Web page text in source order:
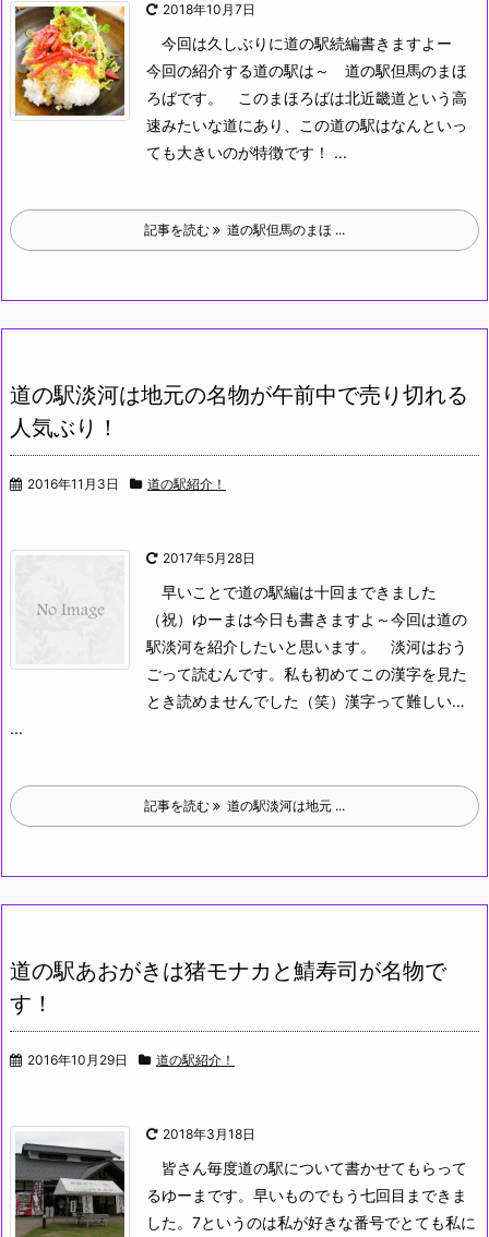
2018年10月7日
今回は久しぶりに道の駅続編書きますよー
今回の紹介する道の駅は～
道の駅但馬のまほ
ろばです。
このまほろばは北近畿道という高
速みたいな道にあり、この道の駅はなんといっ
ても大きいのが特徴です！ ...
記事を読む 道の駅但馬のまほ ...
道の駅淡河は地元の名物が午前中で売り切れる
人気ぶり！
2016年11月3日 道の駅紹介！
2017年5月28日
早いことで道の駅編は十回まできました
（祝）ゆーまは今日も書きますよ～今回は道の
駅淡河を紹介したいと思います。
淡河はおう
ごって読むんです。私も初めてこの漢字を見た
とき読めませんでした（笑）漢字って難しい…
...
記事を読む 道の駅淡河は地元 ...
道の駅あおがきは猪モナカと鯖寿司が名物で
す！
2016年10月29日 道の駅紹介！
2018年3月18日
皆さん毎度道の駅について書かせてもらって
るゆーまです。早いものでもう七回目まできま
した。7というのは私が好きな番号でとても私に